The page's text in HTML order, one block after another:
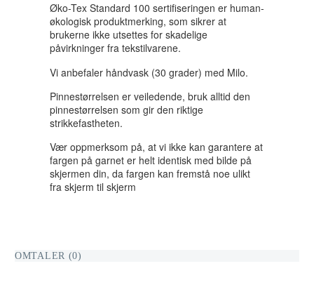
Øko-Tex Standard 100 sertifiseringen er human-
økologisk produktmerking, som sikrer at
brukerne ikke utsettes for skadelige
påvirkninger fra tekstilvarene.
Vi anbefaler håndvask (30 grader) med Milo.
Pinnestørrelsen er veiledende, bruk alltid den
pinnestørrelsen som gir den riktige
strikkefastheten.
Vær oppmerksom på, at vi ikke kan garantere at
fargen på garnet er helt identisk med bilde på
skjermen din, da fargen kan fremstå noe ulikt
fra skjerm til skjerm
OMTALER (0)